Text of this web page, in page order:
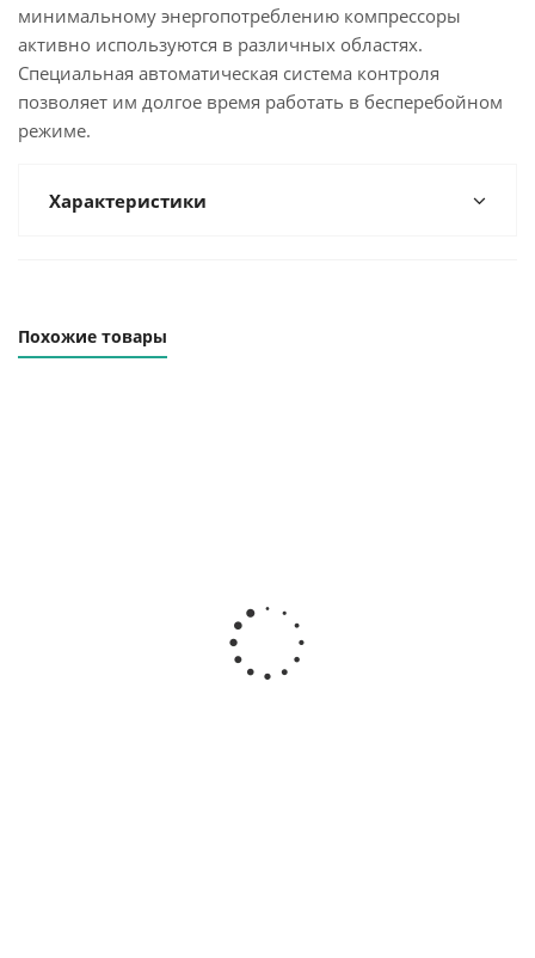
минимальному энергопотреблению компрессоры
активно используются в различных областях.
Специальная автоматическая система контроля
позволяет им долгое время работать в бесперебойном
режиме.
Характеристики
Похожие товары
Винтовой
компрессор
ВК40-13Д